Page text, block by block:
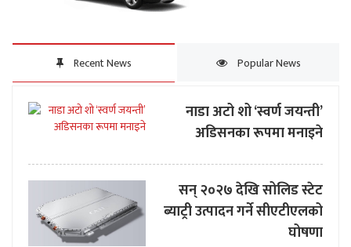
Recent News Popular News
नाडा अटो शो ‘स्वर्ण जयन्ती’
अडिसनका रूपमा मनाइने
सन् २०२७ देखि सोलिड स्टेट
ब्याट्री उत्पादन गर्ने सीएटीएलको
घोषणा